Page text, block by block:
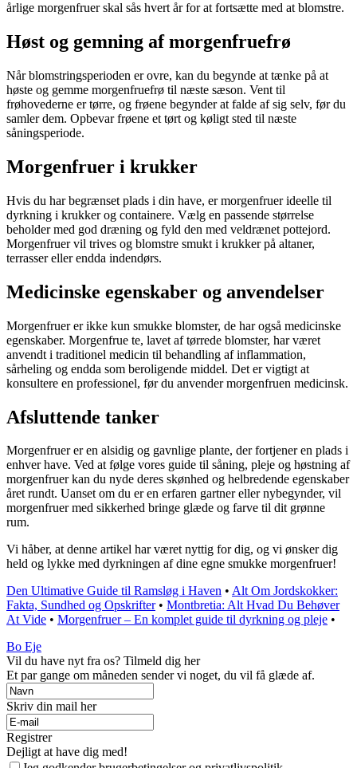
årlige morgenfruer skal sås hvert år for at fortsætte med at blomstre.
Høst og gemning af morgenfruefrø
Når blomstringsperioden er ovre, kan du begynde at tænke på at
høste og gemme morgenfruefrø til næste sæson. Vent til
frøhovederne er tørre, og frøene begynder at falde af sig selv, før du
samler dem. Opbevar frøene et tørt og køligt sted til næste
såningsperiode.
Morgenfruer i krukker
Hvis du har begrænset plads i din have, er morgenfruer ideelle til
dyrkning i krukker og containere. Vælg en passende størrelse
beholder med god dræning og fyld den med veldrænet pottejord.
Morgenfruer vil trives og blomstre smukt i krukker på altaner,
terrasser eller endda indendørs.
Medicinske egenskaber og anvendelser
Morgenfruer er ikke kun smukke blomster, de har også medicinske
egenskaber. Morgenfrue te, lavet af tørrede blomster, har været
anvendt i traditionel medicin til behandling af inflammation,
sårheling og endda som beroligende middel. Det er vigtigt at
konsultere en professionel, før du anvender morgenfruen medicinsk.
Afsluttende tanker
Morgenfruer er en alsidig og gavnlige plante, der fortjener en plads i
enhver have. Ved at følge vores guide til såning, pleje og høstning af
morgenfruer kan du nyde deres skønhed og helbredende egenskaber
året rundt. Uanset om du er en erfaren gartner eller nybegynder, vil
morgenfruer med sikkerhed bringe glæde og farve til dit grønne
rum.
Vi håber, at denne artikel har været nyttig for dig, og vi ønsker dig
held og lykke med dyrkningen af dine egne smukke morgenfruer!
Den Ultimative Guide til Ramsløg i Haven • Alt Om Jordskokker:
Fakta, Sundhed og Opskrifter• Montbretia: Alt Hvad Du Behøver
At Vide • Morgenfruer – En komplet guide til dyrkning og pleje •
Bo Eje
Vil du have nyt fra os? Tilmeld dig her
Et par gange om måneden sender vi noget, du vil få glæde af.
Skriv din mail her
Registrer
Dejligt at have dig med!